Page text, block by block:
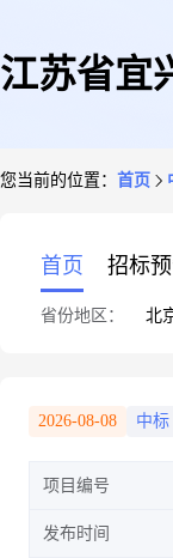
江苏省宜
您当前的位置： 首页
首页 招标
省份地区： 北
2026-08-08 中标
项目编号
发布时间